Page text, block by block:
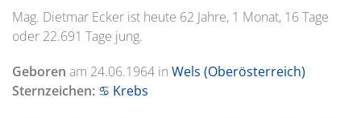
Mag. Dietmar Ecker ist heute 62 Jahre, 1 Monat, 16 Tage
oder 22.691 Tage jung.
Geboren am 24.06.1964 in Wels (Oberösterreich)
Sternzeichen: ♋ Krebs